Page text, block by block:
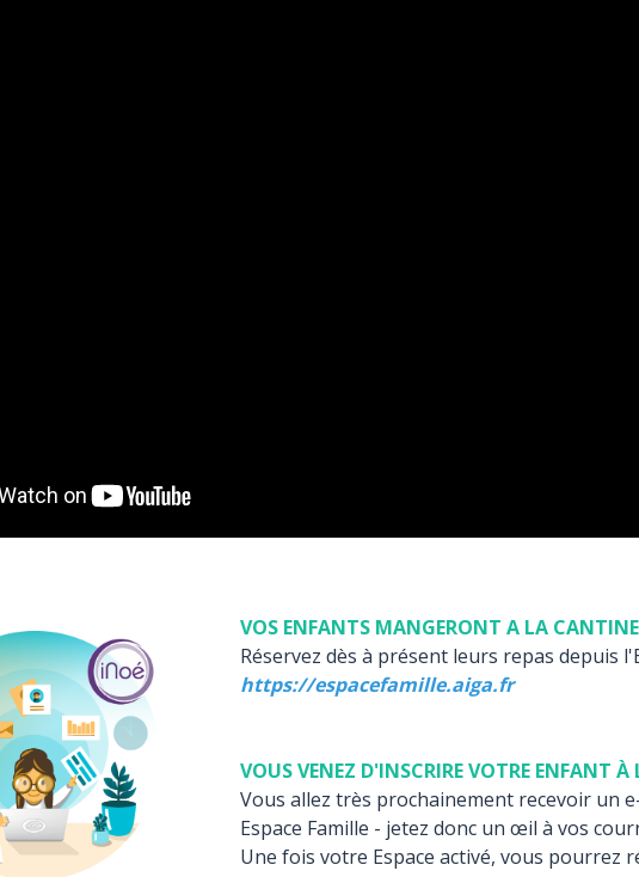
VOS ENFANTS MANGERONT A LA
Réservez dès à présent leurs repas depuis
https://espacefamille.aiga.fr
VOUS VENEZ D'INSCRIRE VOTRE ENFANT À
Vous allez très prochainement recevoir un
Espace Famille - jetez donc un œil à vos
Une fois votre Espace activé, vous pourrez